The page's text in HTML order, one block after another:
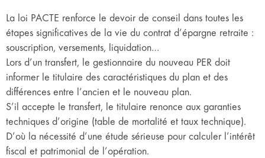
La loi PACTE renforce le devoir de conseil dans toutes les
étapes significatives de la vie du contrat d’épargne retraite :
souscription, versements, liquidation…
Lors d’un transfert, le gestionnaire du nouveau PER doit
informer le titulaire des caractéristiques du plan et des
différences entre l’ancien et le nouveau plan.
S’il accepte le transfert, le titulaire renonce aux garanties
techniques d’origine (table de mortalité et taux technique).
D’où la nécessité d’une étude sérieuse pour calculer l’intérêt
fiscal et patrimonial de l’opération.